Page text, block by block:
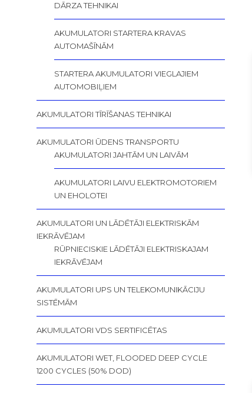
DĀRZA TEHNIKAI
AKUMULATORI STARTERA KRAVAS
AUTOMAŠĪNĀM
STARTERA AKUMULATORI VIEGLAJIEM
AUTOMOBIĻIEM
AKUMULATORI TĪRĪŠANAS TEHNIKAI
AKUMULATORI ŪDENS TRANSPORTU
AKUMULATORI JAHTĀM UN LAIVĀM
AKUMULATORI LAIVU ELEKTROMOTORIEM
UN EHOLOTEI
AKUMULATORI UN LĀDĒTĀJI ELEKTRISKĀM
IEKRĀVĒJAM
RŪPNIECISKIE LĀDĒTĀJI ELEKTRISKAJAM
IEKRĀVĒJAM
AKUMULATORI UPS UN TELEKOMUNIKĀCIJU
SISTĒMĀM
AKUMULATORI VDS SERTIFICĒTAS
AKUMULATORI WET, FLOODED DEEP CYCLE
1200 CYCLES (50% DOD)